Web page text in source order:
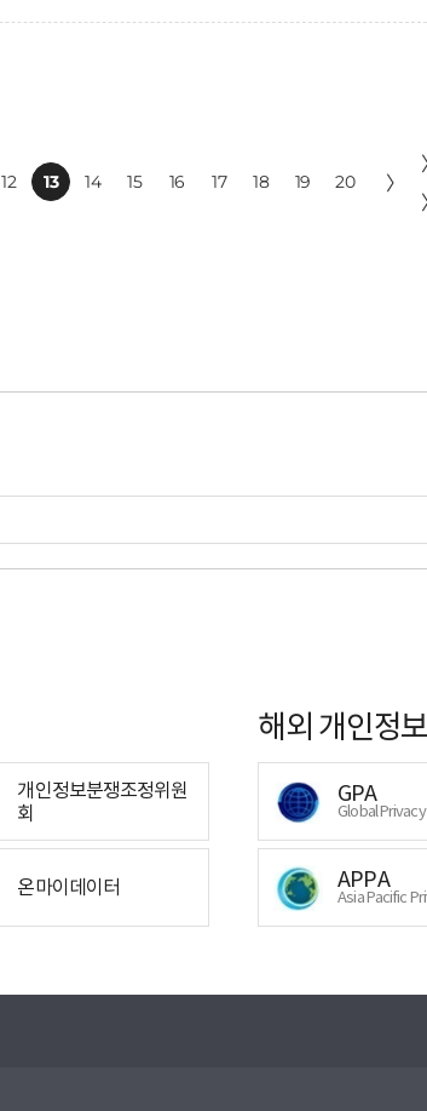
12 13 14 15 16 17 18 19 20 〉
개인정보분쟁조정위원
회
온마이데이터
해외 개인정
GPA
Global
APPA
Asia Pacific